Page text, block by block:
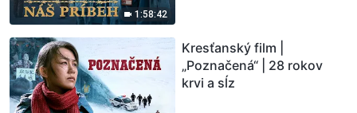
1:58:42
Kresťanský film |
„Poznačená“ | 28 rokov
krvi a sĺz